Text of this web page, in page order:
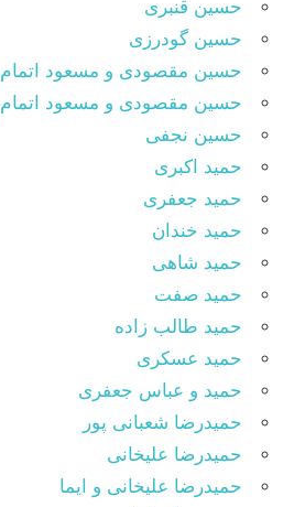
حسین قنبری
حسین گودرزی
حسین مقصودى و مسعود اتمام
حسین مقصودی و مسعود اتمام
حسین نجفی
حمید اکبری
حمید جعفری
حمید خندان
حمید شاهی
حمید صفت
حمید طالب زاده
حمید عسکری
حمید و عباس جعفری
حمیدرضا شعبانی پور
حمیدرضا علیخانی
حمیدرضا علیخانی و ایما